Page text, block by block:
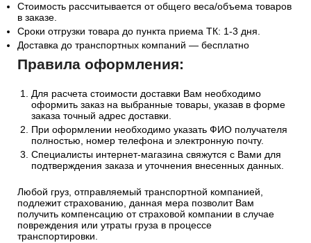
Стоимость рассчитывается от общего веса/объема товаров
в заказе.
Сроки отгрузки товара до пункта приема ТК: 1-3 дня.
Доставка до транспортных компаний — бесплатно
Правила оформления:
Для расчета стоимости доставки Вам необходимо
оформить заказ на выбранные товары, указав в форме
заказа точный адрес доставки.
При оформлении необходимо указать ФИО получателя
полностью, номер телефона и электронную почту.
Специалисты интернет-магазина свяжутся с Вами для
подтверждения заказа и уточнения внесенных данных.
Любой груз, отправляемый транспортной компанией,
подлежит страхованию, данная мера позволит Вам
получить компенсацию от страховой компании в случае
повреждения или утраты груза в процессе
транспортировки.